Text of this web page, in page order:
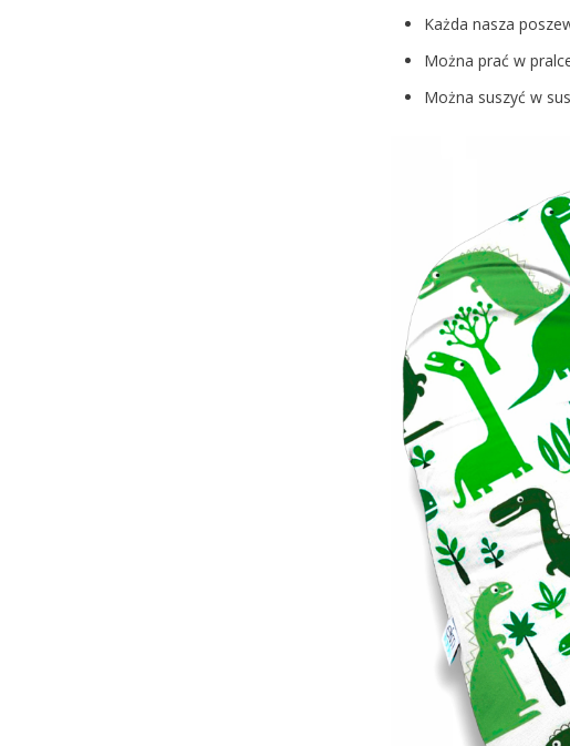
Każda nasza
Można prać w
Można suszyć w